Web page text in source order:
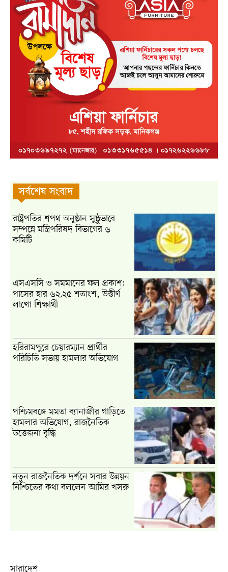
সর্বশেষ সংবাদ
রাষ্ট্রপতির শপথ অনুষ্ঠান সুষ্ঠুভাবে
সম্পন্নে মন্ত্রিপরিষদ বিভাগের ৬
কমিটি
এসএসসি ও সমমানের ফল প্রকাশ:
পাসের হার ৬২.২৫ শতাংশ, উত্তীর্ণ
লাখো শিক্ষার্থী
হরিরামপুরে চেয়ারম্যান প্রার্থীর
পরিচিতি সভায় হামলার অভিযোগ
পশ্চিমবঙ্গে মমতা ব্যানার্জীর গাড়িতে
হামলার অভিযোগ, রাজনৈতিক
উত্তেজনা বৃদ্ধি
নতুন রাজনৈতিক দর্শনে সবার উন্নয়ন
নিশ্চিতের কথা বললেন আমির খসরু